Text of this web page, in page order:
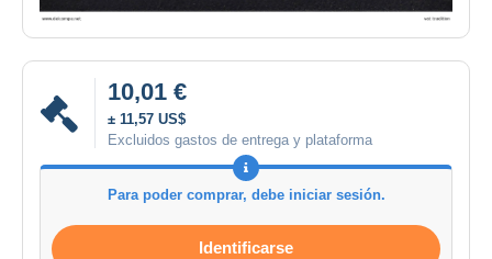
10,01 €
± 11,57 US$
Excluidos gastos de entrega y plataforma
Para poder comprar, debe iniciar sesión.
Identificarse